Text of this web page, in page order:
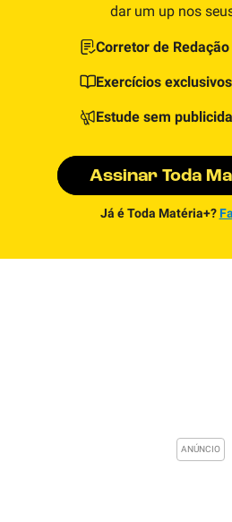
dar um up nos
Corretor de
Exercícios exclusivos
Estude sem
Assinar Toda
Já é Toda Matéria+?